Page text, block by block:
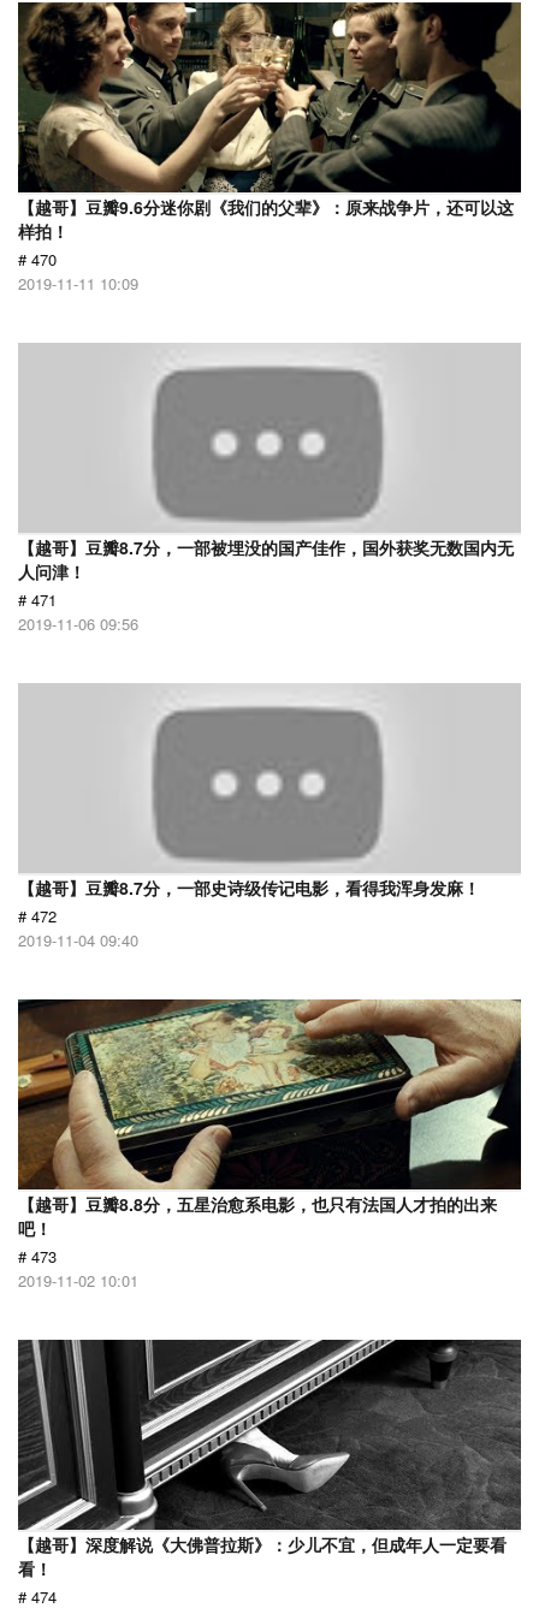
【越哥】豆瓣9.6分迷你剧《我们的父辈》：原来战争片，还可以这
样拍！
# 470
2019-11-11 10:09
【越哥】豆瓣8.7分，一部被埋没的国产佳作，国外获奖无数国内无
人问津！
# 471
2019-11-06 09:56
【越哥】豆瓣8.7分，一部史诗级传记电影，看得我浑身发麻！
# 472
2019-11-04 09:40
【越哥】豆瓣8.8分，五星治愈系电影，也只有法国人才拍的出来
吧！
# 473
2019-11-02 10:01
【越哥】深度解说《大佛普拉斯》：少儿不宜，但成年人一定要看
看！
# 474